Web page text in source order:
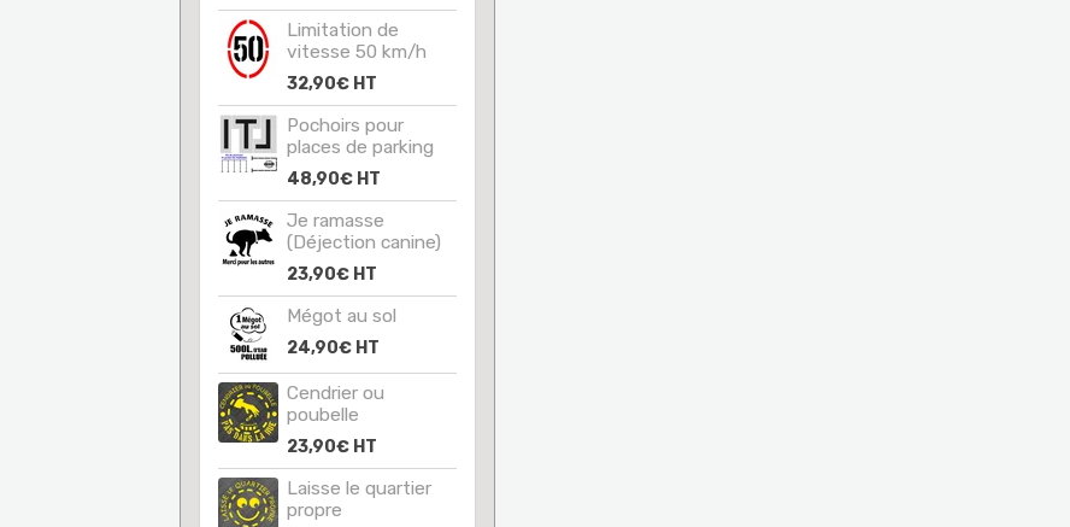
Limitation de
vitesse 50 km/h
32,90€ HT
Pochoirs pour
places de parking
48,90€ HT
Je ramasse
(Déjection canine)
23,90€ HT
Mégot au sol
24,90€ HT
Cendrier ou
poubelle
23,90€ HT
Laisse le quartier
propre